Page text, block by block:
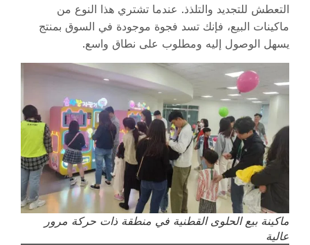
التعطش للتجديد والتلذذ. عندما تشتري هذا النوع من
ماكينات البيع، فإنك تسد فجوة موجودة في السوق بمنتج
يسهل الوصول إليه ومطلوب على نطاق واسع.
ماكينة بيع الحلوى القطنية في منطقة ذات حركة مرور
عالية